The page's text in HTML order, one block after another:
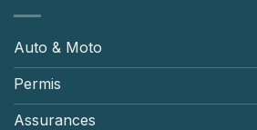
Auto & Moto
Permis
Assurances